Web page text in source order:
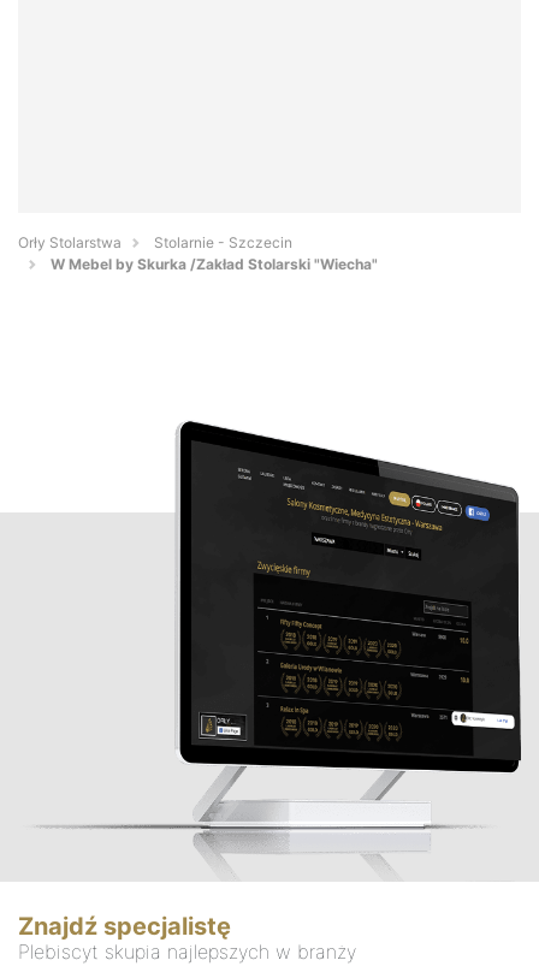
Orły Stolarstwa
Stolarnie - Szczecin
W Mebel by Skurka /Zakład Stolarski "Wiecha"
Znajdź specjalistę
Plebiscyt skupia najlepszych w branży